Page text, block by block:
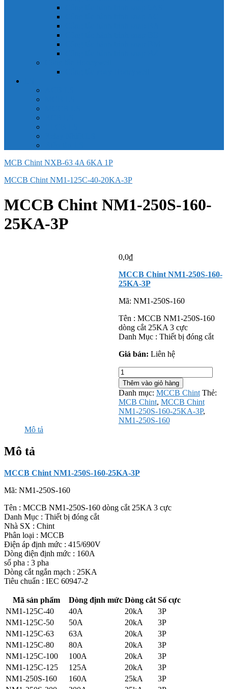
MCB Chint NXB-63 4A 6KA 1P
MCCB Chint NM1-125C-40-20KA-3P
MCCB Chint NM1-250S-160-
25KA-3P
0,0₫
MCCB Chint NM1-250S-160-
25KA-3P
Mã: NM1-250S-160
Tên : MCCB NM1-250S-160
dòng cắt 25KA 3 cực
Danh Mục : Thiết bị đóng cắt
Giá bán: Liên hệ
MCCB
Chint
NM1-
250S-
160-
25KA-
3P
Thêm vào giỏ hàng
Danh mục: MCCB Chint Thẻ:
MCB Chint, MCCB Chint
NM1-250S-160-25KA-3P,
NM1-250S-160
Mô tả
Mô tả
MCCB Chint NM1-250S-160-25KA-3P
Mã: NM1-250S-160
Tên : MCCB NM1-250S-160 dòng cắt 25KA 3 cực
Danh Mục : Thiết bị đóng cắt
Nhà SX : Chint
Phân loại : MCCB
Điện áp định mức : 415/690V
Dòng điện định mức : 160A
số pha : 3 pha
Dòng cắt ngắn mạch : 25KA
Tiêu chuẩn : IEC 60947-2
Mã sản phẩm Dòng định mức Dòng cắt Số cực
NM1-125C-40
40A 20kA
3P
NM1-125C-50
50A 20kA
3P
NM1-125C-63
63A 20kA
3P
NM1-125C-80
80A 20kA
3P
NM1-125C-100
100A 20kA
3P
NM1-125C-125
125A 20kA
3P
NM1-250S-160
160A 25kA
3P